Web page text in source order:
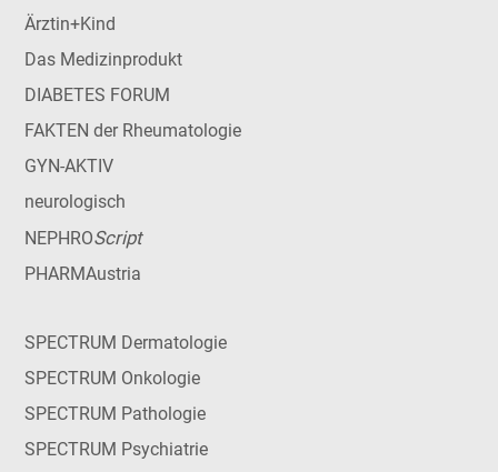
Ärztin+Kind
Das Medizinprodukt
DIABETES FORUM
FAKTEN der Rheumatologie
GYN-AKTIV
neurologisch
NEPHROScript
PHARMAustria
SPECTRUM Dermatologie
SPECTRUM Onkologie
SPECTRUM Pathologie
SPECTRUM Psychiatrie